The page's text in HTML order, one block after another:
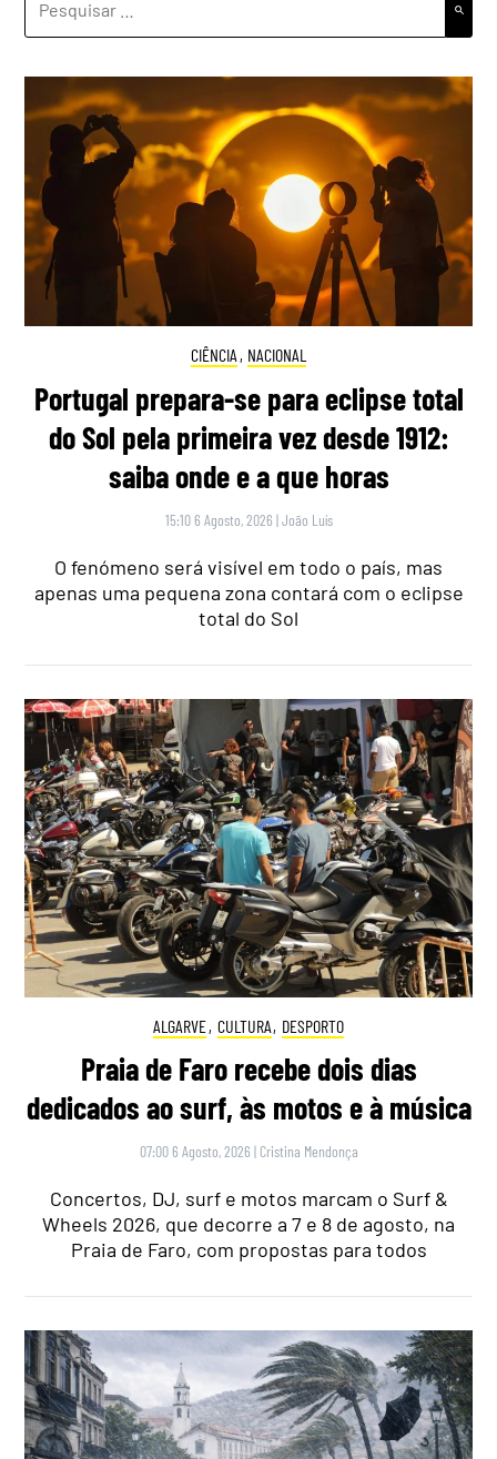
POR:
CIÊNCIA , NACIONAL
Portugal prepara-se para eclipse total
do Sol pela primeira vez desde 1912:
saiba onde e a que horas
15:10 6 Agosto, 2026 |João Luís
O fenómeno será visível em todo o país, mas
apenas uma pequena zona contará com o eclipse
total do Sol
ALGARVE, CULTURA, DESPORTO
Praia de Faro recebe dois dias
dedicados ao surf, às motos e à música
07:00 6 Agosto, 2026 | Cristina Mendonça
Concertos, DJ, surf e motos marcam o Surf &
Wheels 2026, que decorre a 7 e 8 de agosto, na
Praia de Faro, com propostas para todos